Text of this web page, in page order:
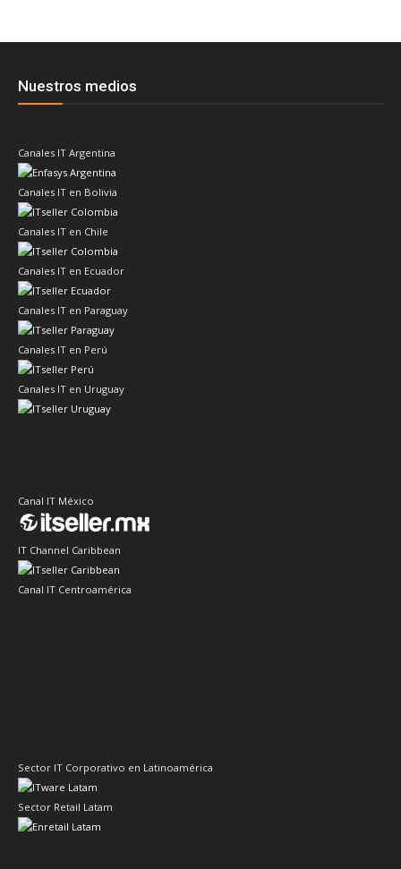
Nuestros medios
Canales IT Argentina
Canales IT en Bolivia
Canales IT en Chile
Canales IT en Ecuador
Canales IT en Paraguay
Canales IT en Perú
Canales IT en Uruguay
Canal IT México
IT Channel Caribbean
Canal IT Centroamérica
Sector IT Corporativo en Latinoamérica
Sector Retail Latam